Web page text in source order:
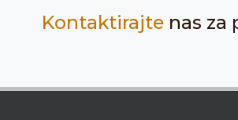
Kontaktirajtenas za